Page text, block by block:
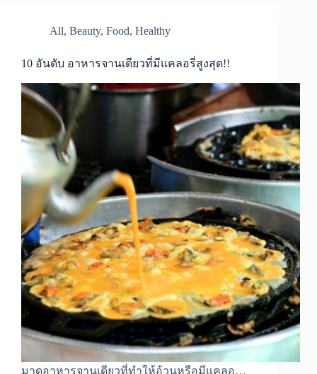
All, Beauty, Food, Healthy
10 อันดับ อาหารจานเดียวที่มีแคลอรี่สูงสุด!!
มาดูอาหารจานเดียวที่ทำให้อ้วนหรือมีแคลอ…